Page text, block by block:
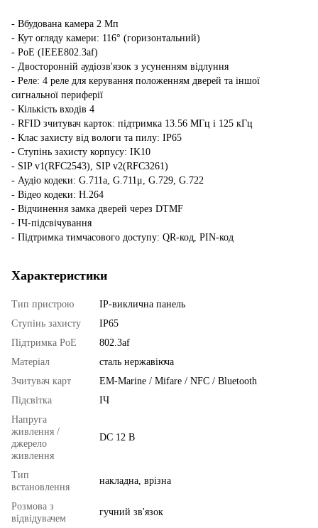
- Вбудована камера 2 Мп
- Кут огляду камери: 116° (горизонтальний)
- PoE (IEEE802.3af)
- Двосторонній аудіозв'язок з усуненням відлуння
- Реле: 4 реле для керування положенням дверей та іншої
сигнальної периферії
- Кількість входів 4
- RFID зчитувач карток: підтримка 13.56 МГц і 125 кГц
- Клас захисту від вологи та пилу: IP65
- Ступінь захисту корпусу: IK10
- SIP v1(RFC2543), SIP v2(RFC3261)
- Аудіо кодеки: G.711a, G.711μ, G.729, G.722
- Відео кодеки: H.264
- Відчинення замка дверей через DTMF
- ІЧ-підсвічування
- Підтримка тимчасового доступу: QR-код, PIN-код
Характеристики
Тип пристрою
IP-виклична панель
Ступінь захисту
IP65
Підтримка PoE
802.3af
Матеріал
сталь нержавіюча
Зчитувач карт
EM-Marine / Mifare / NFC / Bluetooth
Підсвітка
ІЧ
Напруга
живлення /
джерело
живлення
DC 12 В
Тип
встановлення
накладна, врізна
Розмова з
відвідувачем
гучний зв'язок